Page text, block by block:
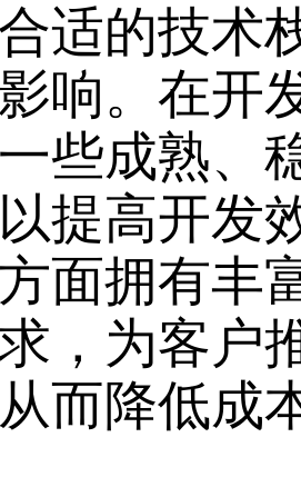
适的技术
响。在开
些成熟、
提高开发
面拥有丰
，为客户
而降低成